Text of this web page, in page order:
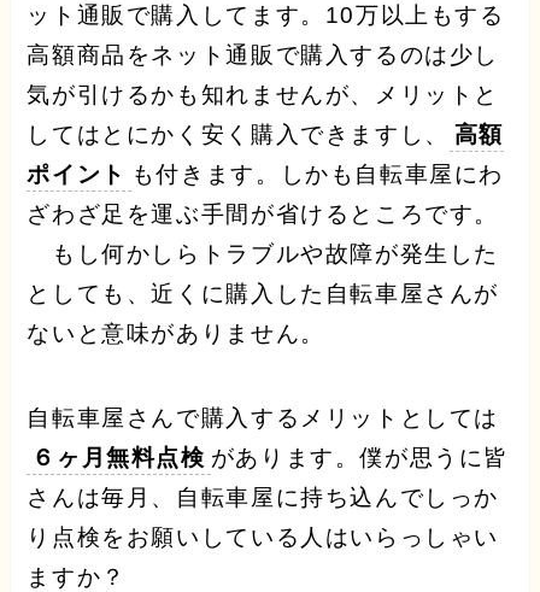
ット通販で購入してます。10万以上もする
高額商品をネット通販で購入するのは少し
気が引けるかも知れませんが、メリットと
してはとにかく安く購入できますし、
高額
ポイント も付きます。しかも自転車屋にわ
ざわざ足を運ぶ手間が省けるところです。
もし何かしらトラブルや故障が発生した
としても、近くに購入した自転車屋さんが
ないと意味がありません。
自転車屋さんで購入するメリットとしては
６ヶ月無料点検 があります。僕が思うに皆
さんは毎月、自転車屋に持ち込んでしっか
り点検をお願いしている人はいらっしゃい
ますか？